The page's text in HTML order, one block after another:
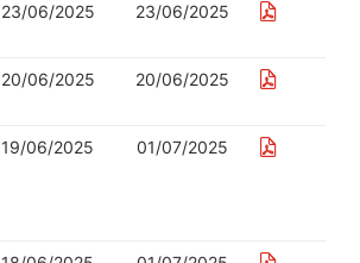
23/06/2025 23/06/2025
20/06/2025 20/06/2025
19/06/2025 01/07/2025